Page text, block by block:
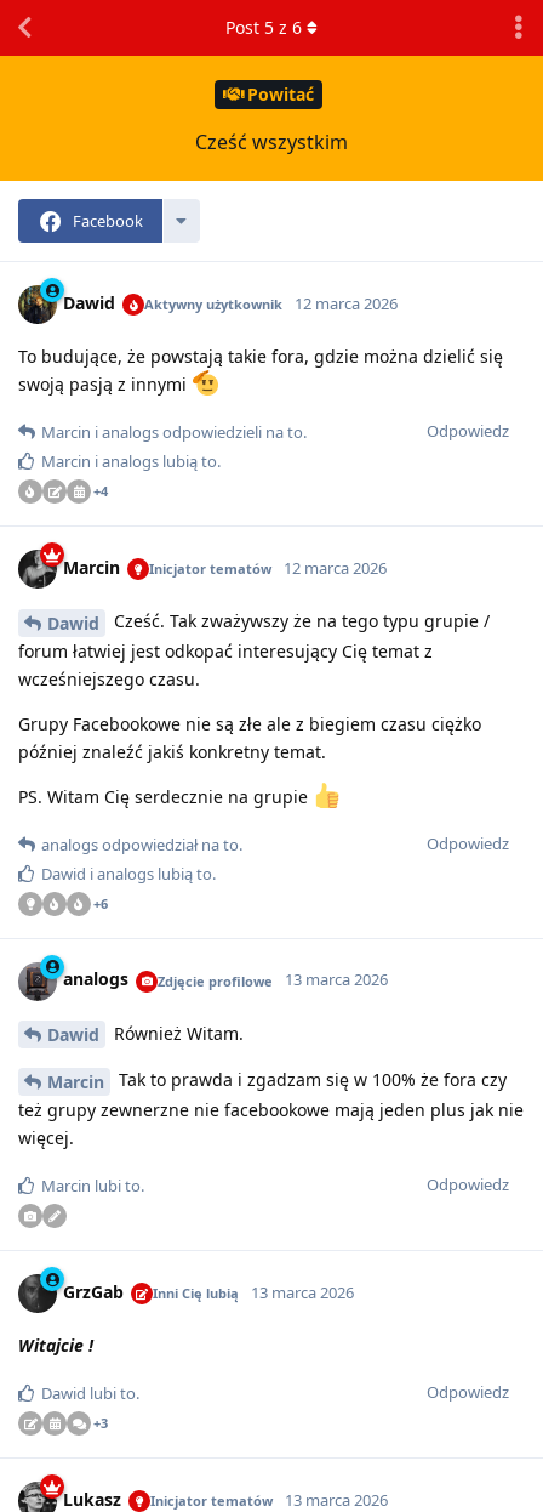
Powitać
Cześć wszystkim
Facebook
Post 5 z 6
Dawid Aktywny użytkownik 12 marca 2026
To budujące, że powstają takie fora, gdzie można dzielić się
swoją pasją z innymi
Odpowiedz
Marcin ianalogsodpowiedzieli na to.
Marcin ianalogs lubią to.
+4
Marcin Inicjator tematów 12 marca 2026
Dawid
Cześć. Tak zważywszy że na tego typu grupie /
forum łatwiej jest odkopać interesujący Cię temat z
wcześniejszego czasu.
Grupy Facebookowe nie są złe ale z biegiem czasu ciężko
później znaleźć jakiś konkretny temat.
PS. Witam Cię serdecznie na grupie
Odpowiedz
analogsodpowiedział na to.
Dawid ianalogs lubią to.
+6
analogs Zdjęcie profilowe 13 marca 2026
Dawid Również Witam.
Marcin
Tak to prawda i zgadzam się w 100% że fora czy
też grupy zewnerzne nie facebookowe mają jeden plus jak nie
więcej.
Odpowiedz
Marcin lubi to.
GrzGab Inni Cię lubią 13 marca 2026
Witajcie !
Odpowiedz
Dawid lubi to.
+3
Lukasz Inicjator tematów 13 marca 2026